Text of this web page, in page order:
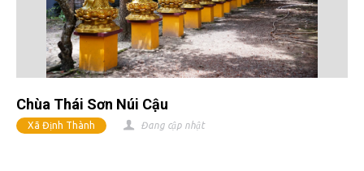
Chùa Thái Sơn Núi Cậu
Xã Định Thành Đang cập nhật